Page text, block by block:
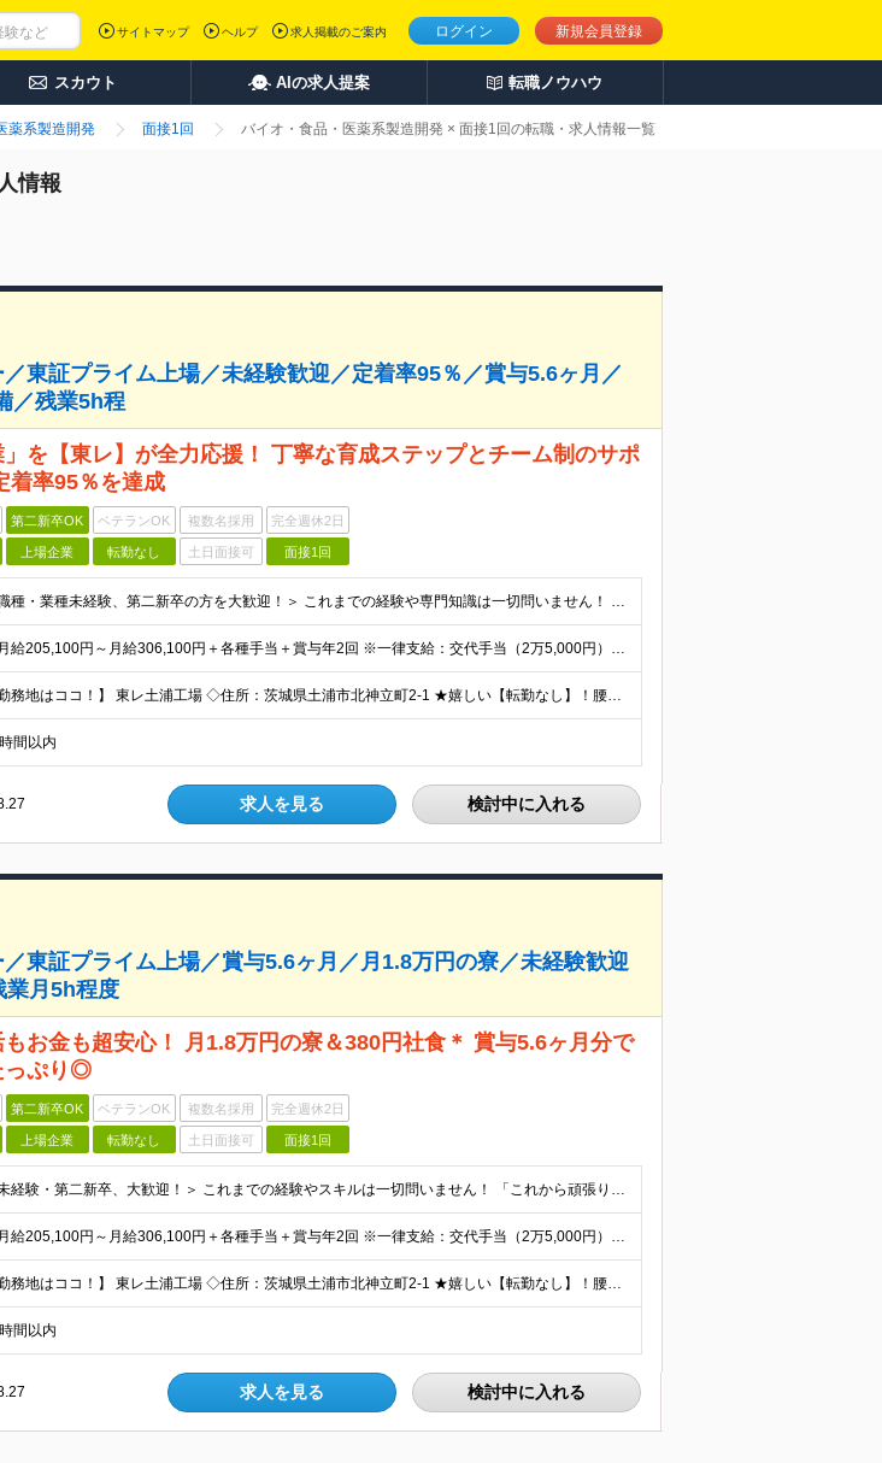
ログイン 新規会員登録
サイトマップ ヘルプ 求人掲載のご案内
スカウト AIの求人提案 転職ノウハウ
薬系製造開発 面接1回 バイオ・食品・医薬系製造開発 × 面接1回の転職・求人情報一覧
情報
東証プライム上場／未経験歓迎／定着率95％／賞与5.6ヶ月／
／残業5h程
」を【東レ】が全力応援！ 丁寧な育成ステップとチーム制のサポ
着率95％を達成
第二新卒OK ベテランOK 複数名採用 完全週休2日
上場企業 転勤なし 土日面接可 面接1回
＜職種・業種未経験、第二新卒の方を大歓迎！＞ これまでの経験や専門知識は一切問いません！ 「東レで正社員として頑張りたい」という意欲を重視した採用です★ 【応募条件】 ・高卒以上の方 ＜こんな方を
◇月給205,100円～月給306,100円＋各種手当＋賞与年2回 ※一律支給：交代手当（2万5,000円）が月給に含まれます。 ※経験・能力を考慮したうえで決定 ※時間外手当は別途、全額支給 ※試
【勤務地はココ！】 東レ土浦工場 ◇住所：茨城県土浦市北神立町2-1 ★嬉しい【転勤なし】！腰を据えて働けます！ ＜気になるアクセス方法は？＞ 【マイカー・バイク通勤の方】 もちろん車通勤OK！（広
間以内
求人を見る 検討中に入れる
東証プライム上場／賞与5.6ヶ月／月1.8万円の寮／未経験歓迎
業月5h程度
もお金も超安心！ 月1.8万円の寮＆380円社食＊ 賞与5.6ヶ月分で
っぷり◎
第二新卒OK ベテランOK 複数名採用 完全週休2日
上場企業 転勤なし 土日面接可 面接1回
＜未経験・第二新卒、大歓迎！＞ これまでの経験やスキルは一切問いません！ 「これから頑張りたい」という意欲を重視した採用です◎ 【必須資格】 ・高卒以上の方 ＜こんな想いを持つ方を歓迎します！＞
◇月給205,100円～月給306,100円＋各種手当＋賞与年2回 ※一律支給：交代手当（2万5,000円）が月給に含まれます。 ※経験・能力を考慮したうえで決定 ※時間外手当は別途、全額支給 ※試
【勤務地はココ！】 東レ土浦工場 ◇住所：茨城県土浦市北神立町2-1 ★嬉しい【転勤なし】！腰を据えて働けます！ ＜気になるアクセス方法は？＞ 【マイカー・バイク通勤の方】 もちろん車通勤OK！（広
間以内
求人を見る 検討中に入れる